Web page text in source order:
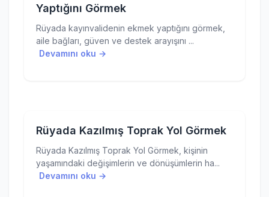
Yaptığını Görmek
Rüyada kayınvalidenin ekmek yaptığını görmek,
aile bağları, güven ve destek arayışını ...
Devamını oku →
Rüyada Kazılmış Toprak Yol Görmek
Rüyada Kazılmış Toprak Yol Görmek, kişinin
yaşamındaki değişimlerin ve dönüşümlerin ha...
Devamını oku →